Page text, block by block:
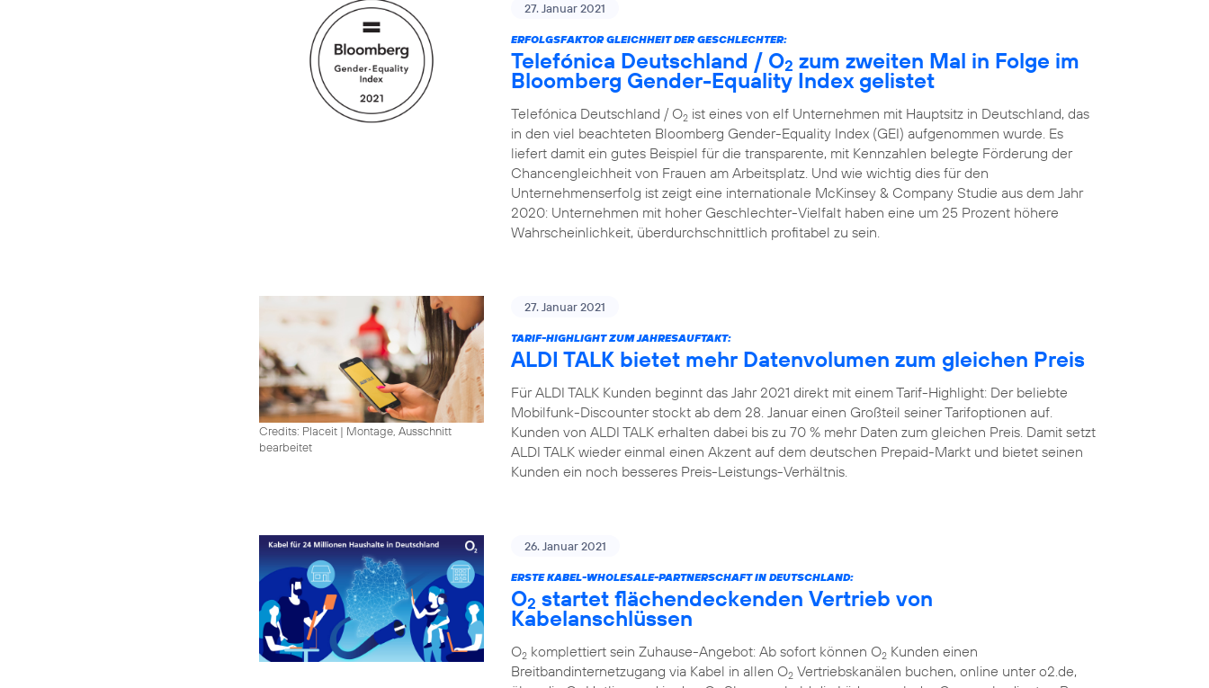
27. Januar 2021
ERFOLGSFAKTOR GLEICHHEIT DER GESCHLECHTER:
Telefónica Deutschland / O2 zum zweiten Mal in Folge im
Bloomberg Gender-Equality Index gelistet
Telefónica Deutschland / O2 ist eines von elf Unternehmen mit Hauptsitz in Deutschland, das
in den viel beachteten Bloomberg Gender-Equality Index (GEI) aufgenommen wurde. Es
liefert damit ein gutes Beispiel für die transparente, mit Kennzahlen belegte Förderung der
Chancengleichheit von Frauen am Arbeitsplatz. Und wie wichtig dies für den
Unternehmenserfolg ist zeigt eine internationale McKinsey & Company Studie aus dem Jahr
2020: Unternehmen mit hoher Geschlechter-Vielfalt haben eine um 25 Prozent höhere
Wahrscheinlichkeit, überdurchschnittlich profitabel zu sein.
Credits: Placeit | Montage, Ausschnitt
bearbeitet
27. Januar 2021
TARIF-HIGHLIGHT ZUM JAHRESAUFTAKT:
ALDI TALK bietet mehr Datenvolumen zum gleichen Preis
Für ALDI TALK Kunden beginnt das Jahr 2021 direkt mit einem Tarif-Highlight: Der beliebte
Mobilfunk-Discounter stockt ab dem 28. Januar einen Großteil seiner Tarifoptionen auf.
Kunden von ALDI TALK erhalten dabei bis zu 70 % mehr Daten zum gleichen Preis. Damit setzt
ALDI TALK wieder einmal einen Akzent auf dem deutschen Prepaid-Markt und bietet seinen
Kunden ein noch besseres Preis-Leistungs-Verhältnis.
26. Januar 2021
ERSTE KABEL-WHOLESALE-PARTNERSCHAFT IN DEUTSCHLAND:
O2 startet flächendeckenden Vertrieb von
Kabelanschlüssen
O2 komplettiert sein Zuhause-Angebot: Ab sofort können O2 Kunden einen
Breitbandinternetzugang via Kabel in allen O2 Vertriebskanälen buchen, online unter o2.de,